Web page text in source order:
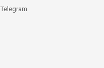
Telegram